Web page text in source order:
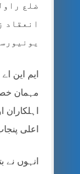
ضلع
انعقاد
ایم این
مہمان
اعلی